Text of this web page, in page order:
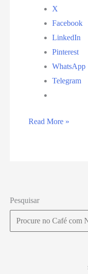
X
Facebook
LinkedIn
Pinterest
WhatsApp
Telegram
Confira
Legislativa
Read More »
Pesquisar